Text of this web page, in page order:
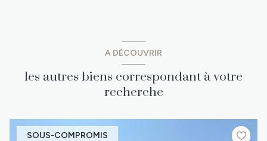
A DÉCOUVRIR
les autres biens correspondant à votre
recherche
SOUS-COMPROMIS